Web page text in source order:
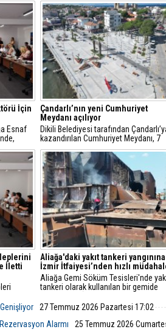
İçin
Esnaf
Çandarlı’nın yeni Cumhuriyet
Meydanı açılıyor
Dikili Belediyesi tarafından
kazandırılan Cumhuriyet Meydanı, 7
Ağustos Cuma günü düzenlenecek
görkemli bir törenle hizmete açılıyor.
İletti
enerji
Aliağa'daki yakıt tankeri yangınına
İzmir İtfaiyesi’nden hızlı
Aliağa Gemi Söküm Tesisleri'nde
tankeri olarak kullanılan bir gemide
Belediyesi İtfaiye Dairesi Başkanlığı
ulaştı.
27 Temmuz 2026 Pazartesi 17:02
Alarmı
25 Temmuz 2026